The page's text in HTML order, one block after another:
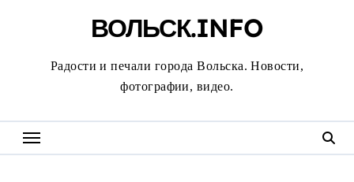
ВОЛЬСК.INFO
Радости и печали города Вольска. Новости,
фотографии, видео.